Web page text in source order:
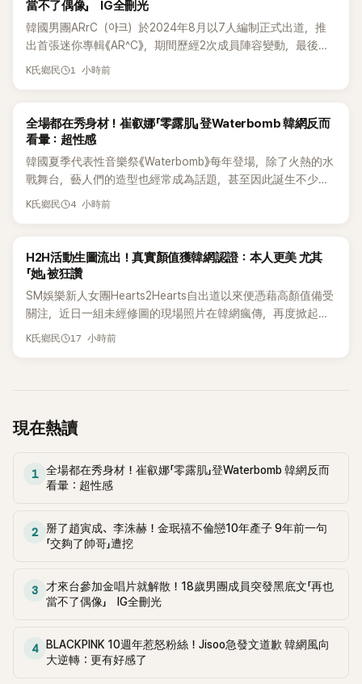
當不了偶像」 IG全刪光
韓國男團ARrC（아크）於2024年8月以7人編制正式出道，推
出首張迷你專輯《AR^C》，期間歷經2次成員陣容變動，最後一
張作品則是2025年11月推出的〈Skiid〉。沒想到出道不到2年，
當錯愕。
K氏鄉民 1 小時前
K-POP
全場都在秀身材！崔叡娜「零露肌」登Waterbomb 韓網反而
看暈：超性感
韓國夏季代表性音樂祭《Waterbomb》每年登場，除了火熱的水
戰舞台，藝人們的造型也經常成為話題，甚至因此誕生不少
「Waterbomb女神」、「Waterbomb男神」。過去包括泫雅、宣
K氏鄉民 4 小時前
K-POP
H2H活動生圖流出！真實顏值獲韓網認證：本人更美 尤其
「她」被狂讚
SM娛樂新人女團Hearts2Hearts自出道以來便憑藉高顏值備受
關注，近日一組未經修圖的現場照片在韓網瘋傳，再度掀起熱
烈討論，不少看過本人的網友更直呼：「真人比照片還漂亮！」
K氏鄉民 17 小時前
現在熱讀
1
全場都在秀身材！崔叡娜「零露肌」登Waterbomb 韓網反而
看暈：超性感
2
掰了趙寅成、李洙赫！金珉禧不倫戀10年產子 9年前一句
「交夠了帥哥」遭挖
3
才來台參加金唱片就解散！18歲男團成員突發黑底文「再也
當不了偶像」 IG全刪光
4
BLACKPINK 10週年惹怒粉絲！Jisoo急發文道歉 韓網風向
大逆轉：更有好感了